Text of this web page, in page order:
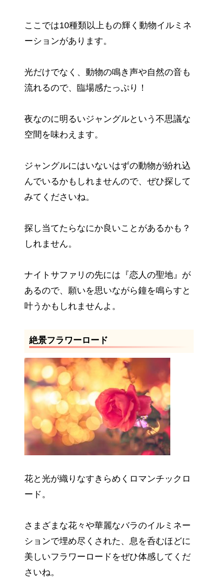
ここでは10種類以上もの輝く動物イルミネ
ーションがあります。
光だけでなく、動物の鳴き声や自然の音も
流れるので、臨場感たっぷり！
夜なのに明るいジャングルという不思議な
空間を味わえます。
ジャングルにはいないはずの動物が紛れ込
んでいるかもしれませんので、ぜひ探して
みてくださいね。
探し当てたらなにか良いことがあるかも？
しれません。
ナイトサファリの先には『恋人の聖地』が
あるので、願いを思いながら鐘を鳴らすと
叶うかもしれませんよ。
絶景フラワーロード
花と光が織りなすきらめくロマンチックロ
ード。
さまざまな花々や華麗なバラのイルミネー
ションで埋め尽くされた、息を呑むほどに
美しいフラワーロードをぜひ体感してくだ
さいね。